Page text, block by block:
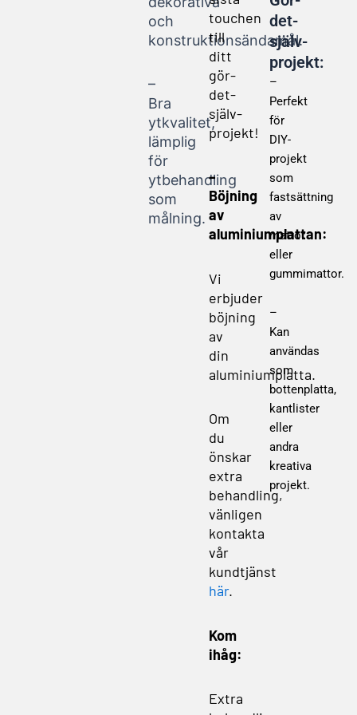
och
konstruktionsändamål.
–
Bra
ytkvalitet,
lämplig
för
ytbehandling
som
målning.
touchen
till
ditt
gör-
det-
själv-
projekt!
–
Böjning
av
aluminiumplattan:
Vi
erbjuder
böjning
av
din
aluminiumplatta.
Om
du
önskar
extra
behandling,
vänligen
kontakta
vår
kundtjänst
här.
Kom
ihåg:
Extra
det-
själv-
projekt:
–
Perfekt
för
DIY-
projekt
som
fastsättning
av
mattor
eller
gummimattor.
–
Kan
användas
som
bottenplatta,
kantlister
eller
andra
kreativa
projekt.